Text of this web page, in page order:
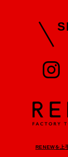
RENEWを上